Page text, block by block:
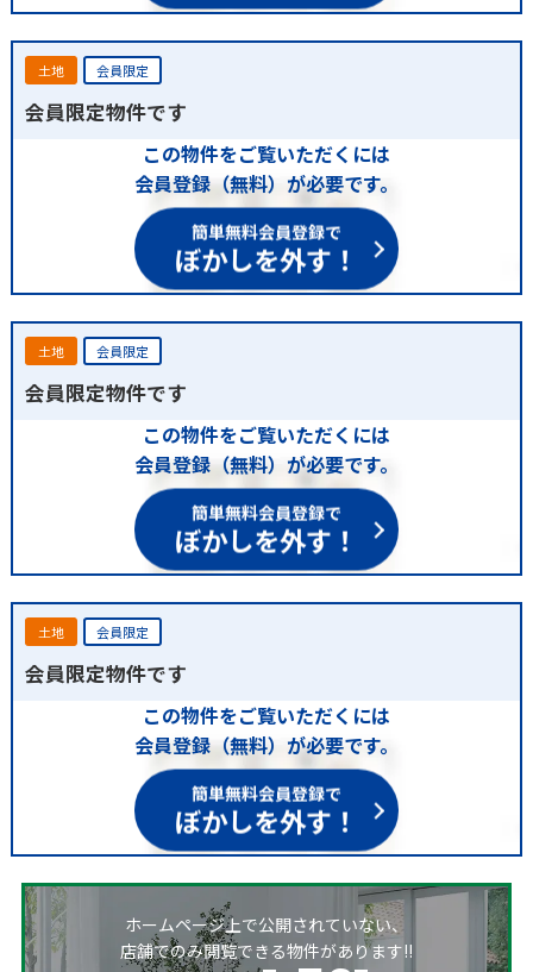
土地 会員限定
会員限定物件です
この物件をご覧いただくには
会員登録（無料）が必要です。
簡単無料会員登録で
ぼかしを外す！
土地 会員限定
会員限定物件です
この物件をご覧いただくには
会員登録（無料）が必要です。
簡単無料会員登録で
ぼかしを外す！
土地 会員限定
会員限定物件です
この物件をご覧いただくには
会員登録（無料）が必要です。
簡単無料会員登録で
ぼかしを外す！
ホームページ上で公開されていない、
店舗でのみ閲覧できる物件があります!!